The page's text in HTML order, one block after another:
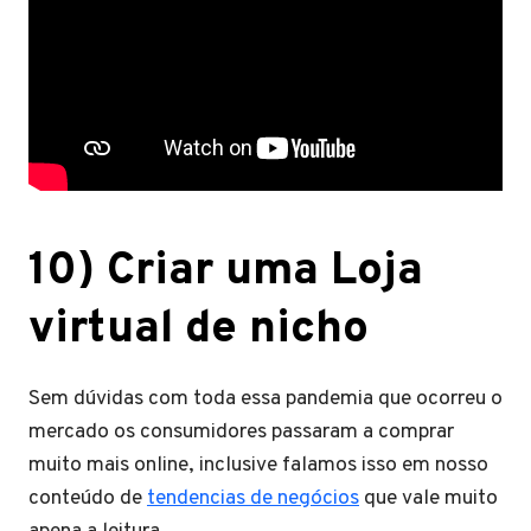
10) Criar uma Loja
virtual de nicho
Sem dúvidas com toda essa pandemia que ocorreu o
mercado os consumidores passaram a comprar
muito mais online, inclusive falamos isso em nosso
conteúdo detendencias de negócios que vale muito